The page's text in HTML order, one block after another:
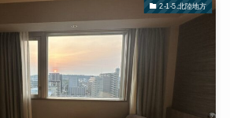
2-1-5.北陸地方